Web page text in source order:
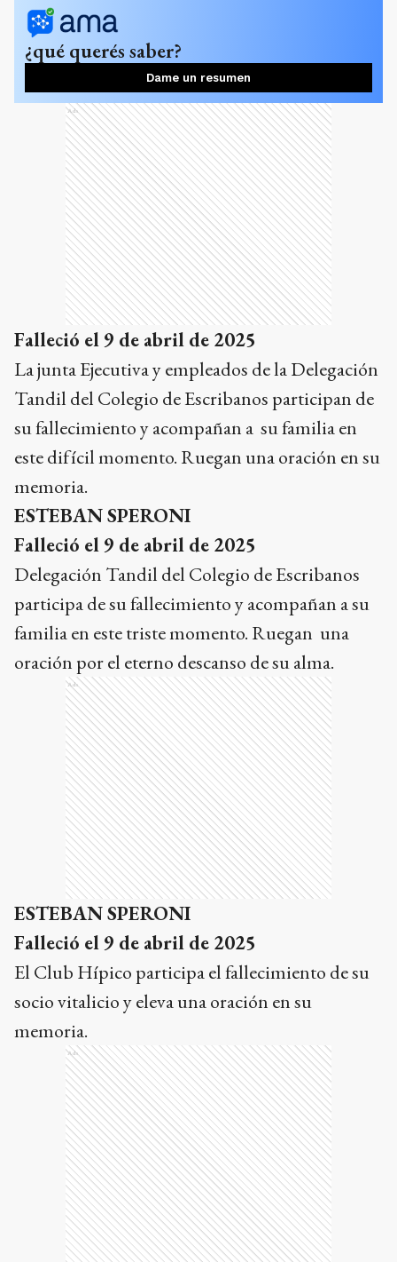
¿qué querés saber?
Dame un resumen
Ads
Falleció el 9 de abril de 2025
La junta Ejecutiva y empleados de la Delegación
Tandil del Colegio de Escribanos participan de
su fallecimiento y acompañan a su familia en
este difícil momento. Ruegan una oración en su
memoria.
ESTEBAN SPERONI
Falleció el 9 de abril de 2025
Delegación Tandil del Colegio de Escribanos
participa de su fallecimiento y acompañan a su
familia en este triste momento. Ruegan una
oración por el eterno descanso de su alma.
Ads
ESTEBAN SPERONI
Falleció el 9 de abril de 2025
El Club Hípico participa el fallecimiento de su
socio vitalicio y eleva una oración en su
memoria.
Ads